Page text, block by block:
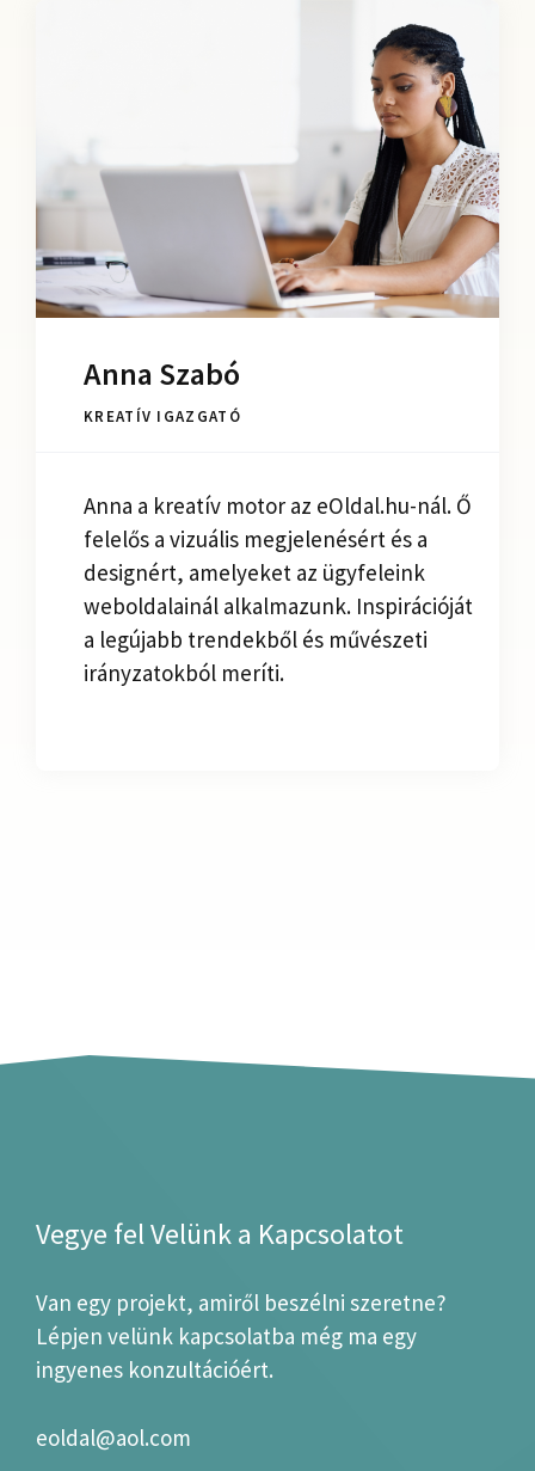
Anna Szabó
KREATÍV IGAZGATÓ
Anna a kreatív motor az eOldal.hu-nál. Ő
felelős a vizuális megjelenésért és a
designért, amelyeket az ügyfeleink
weboldalainál alkalmazunk. Inspirációját
a legújabb trendekből és művészeti
irányzatokból meríti.
Vegye fel Velünk a Kapcsolatot
Van egy projekt, amiről beszélni szeretne?
Lépjen velünk kapcsolatba még ma egy
ingyenes konzultációért.
eoldal@aol.com